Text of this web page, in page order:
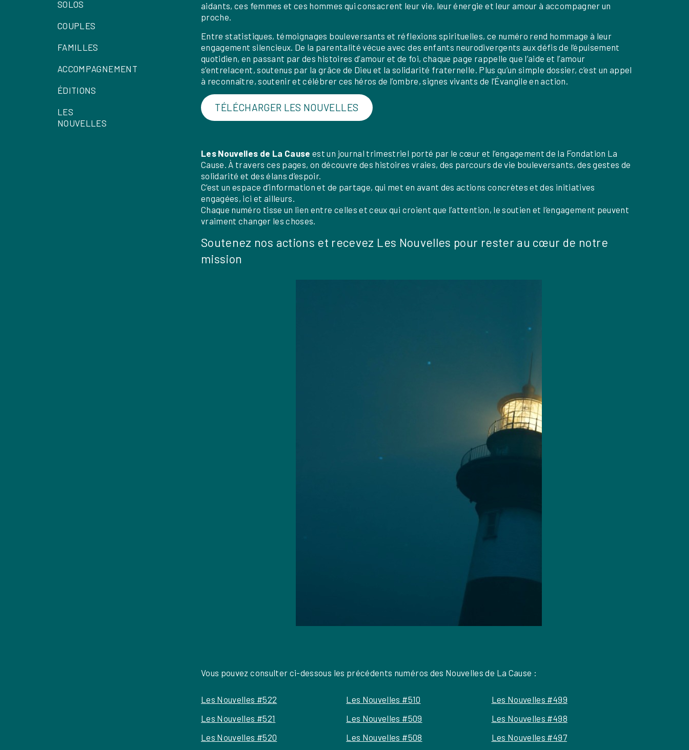
SOLOS
COUPLES
FAMILLES
ACCOMPAGNEMENT
ÉDITIONS
LES
NOUVELLES
aidants, ces femmes et ces hommes qui consacrent leur vie, leur énergie et leur amour à accompagner un
proche.
Entre statistiques, témoignages bouleversants et réflexions spirituelles, ce numéro rend hommage à leur
engagement silencieux. De la parentalité vécue avec des enfants neurodivergents aux défis de l’épuisement
quotidien, en passant par des histoires d’amour et de foi, chaque page rappelle que l’aide et l’amour
s’entrelacent, soutenus par la grâce de Dieu et la solidarité fraternelle. Plus qu’un simple dossier, c’est un appel
à reconnaître, soutenir et célébrer ces héros de l’ombre, signes vivants de l’Évangile en action.
TÉLÉCHARGER LES NOUVELLES
Les Nouvelles de La Cause est un journal trimestriel porté par le cœur et l’engagement de la Fondation La
Cause. À travers ces pages, on découvre des histoires vraies, des parcours de vie bouleversants, des gestes de
solidarité et des élans d’espoir.
C’est un espace d’information et de partage, qui met en avant des actions concrètes et des initiatives
engagées, ici et ailleurs.
Chaque numéro tisse un lien entre celles et ceux qui croient que l’attention, le soutien et l’engagement peuvent
vraiment changer les choses.
Soutenez nos actions et recevez Les Nouvelles pour rester au cœur de notre
mission
Vous pouvez consulter ci-dessous les précédents numéros des Nouvelles de La Cause :
Les Nouvelles #522
Les Nouvelles #521
Les Nouvelles #520
Les Nouvelles #510
Les Nouvelles #509
Les Nouvelles #508
Les Nouvelles #499
Les Nouvelles #498
Les Nouvelles #497